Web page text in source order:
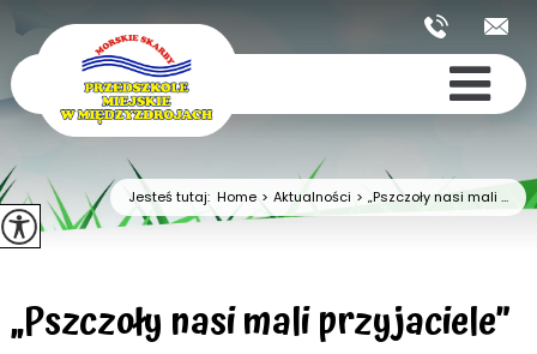
Jesteś tutaj:Home > Aktualności > „Pszczoły nasi mali ...
„Pszczoły nasi mali przyjaciele”